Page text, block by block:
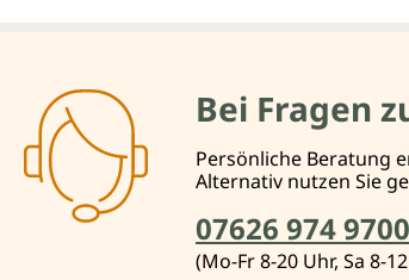
Bei Fragen
Persönliche Beratung
Alternativ nutzen Sie
07626 974 9700
(Mo-Fr 8-20 Uhr, Sa 8-